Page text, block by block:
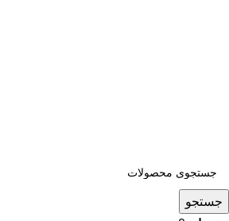
جستجو